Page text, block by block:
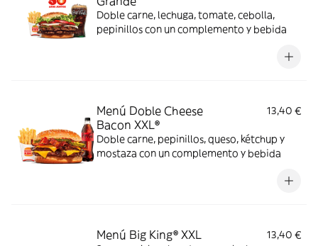
Doble carne, lechuga, tomate, cebolla,
pepinillos con un complemento y bebida
Menú Doble Cheese
Bacon XXL®
13,40 €
Doble carne, pepinillos, queso, kétchup y
mostaza con un complemento y bebida
Menú Big King® XXL
13,40 €